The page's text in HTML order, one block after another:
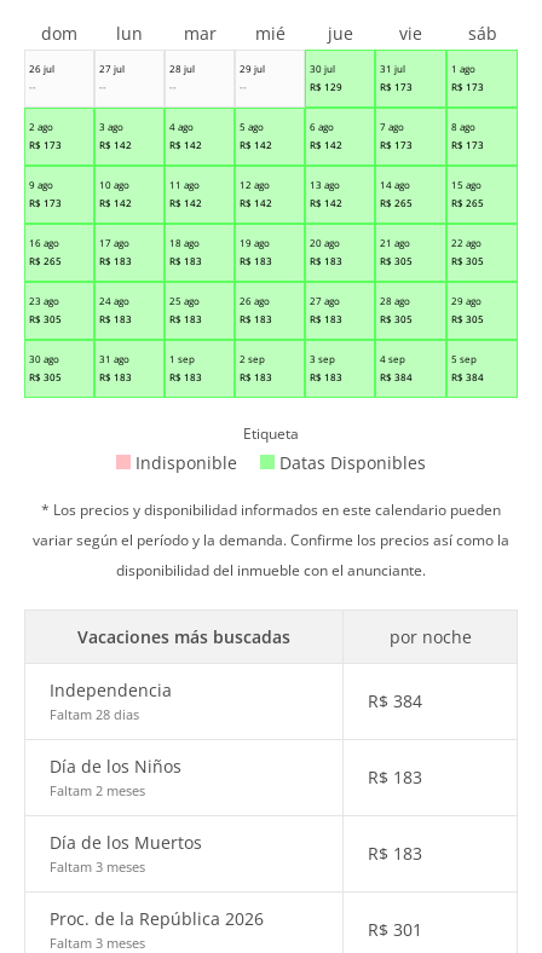
26 jul
--
27 jul
--
28 jul
--
29 jul
--
30 jul
R$ 129
31 jul
R$ 173
1 ago
R$ 173
2 ago
R$ 173
3 ago
R$ 142
4 ago
R$ 142
5 ago
R$ 142
6 ago
R$ 142
7 ago
R$ 173
8 ago
R$ 173
9 ago
R$ 173
10 ago
R$ 142
11 ago
R$ 142
12 ago
R$ 142
13 ago
R$ 142
14 ago
R$ 265
15 ago
R$ 265
16 ago
R$ 265
17 ago
R$ 183
18 ago
R$ 183
19 ago
R$ 183
20 ago
R$ 183
21 ago
R$ 305
22 ago
R$ 305
23 ago
R$ 305
24 ago
R$ 183
25 ago
R$ 183
26 ago
R$ 183
27 ago
R$ 183
28 ago
R$ 305
29 ago
R$ 305
30 ago
R$ 305
31 ago
R$ 183
1 sep
R$ 183
2 sep
R$ 183
3 sep
R$ 183
4 sep
R$ 384
5 sep
R$ 384
dom lun mar mié jue vie sáb
Etiqueta
Indisponible Datas Disponibles
* Los precios y disponibilidad informados en este calendario pueden
variar según el período y la demanda. Confirme los precios así como la
disponibilidad del inmueble con el anunciante.
Vacaciones más buscadas por noche
Independencia
Faltam 28 dias
R$ 384
Día de los Niños
Faltam 2 meses
R$ 183
Día de los Muertos
Faltam 3 meses
R$ 183
Proc. de la República 2026
Faltam 3 meses
R$ 301